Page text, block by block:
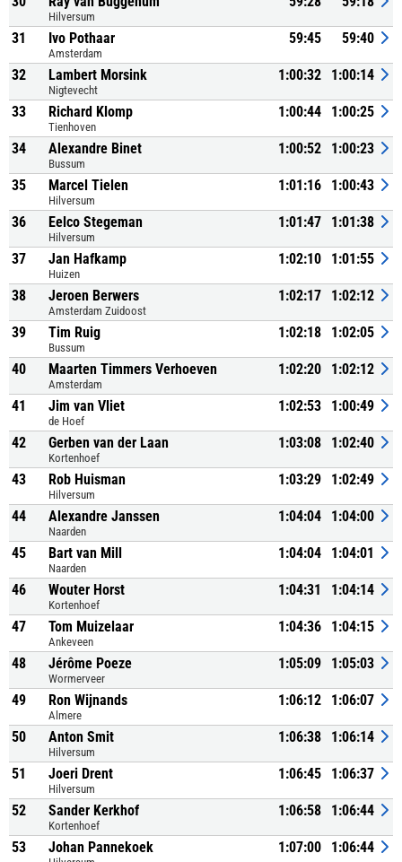
Hilversum
31 Ivo Pothaar
Amsterdam
59:45 59:40
32 Lambert Morsink
Nigtevecht
1:00:32 1:00:14
33 Richard Klomp
Tienhoven
1:00:44 1:00:25
34 Alexandre Binet
Bussum
1:00:52 1:00:23
35 Marcel Tielen
Hilversum
1:01:16 1:00:43
36 Eelco Stegeman
Hilversum
1:01:47 1:01:38
37 Jan Hafkamp
Huizen
1:02:10 1:01:55
38 Jeroen Berwers
Amsterdam Zuidoost
1:02:17 1:02:12
39 Tim Ruig
Bussum
1:02:18 1:02:05
40 Maarten Timmers Verhoeven
Amsterdam
1:02:20 1:02:12
41 Jim van Vliet
de Hoef
1:02:53 1:00:49
42 Gerben van der Laan
Kortenhoef
1:03:08 1:02:40
43 Rob Huisman
Hilversum
1:03:29 1:02:49
44 Alexandre Janssen
Naarden
1:04:04 1:04:00
45 Bart van Mill
Naarden
1:04:04 1:04:01
46 Wouter Horst
Kortenhoef
1:04:31 1:04:14
47 Tom Muizelaar
Ankeveen
1:04:36 1:04:15
48 Jérôme Poeze
Wormerveer
1:05:09 1:05:03
49 Ron Wijnands
Almere
1:06:12 1:06:07
50 Anton Smit
Hilversum
1:06:38 1:06:14
51 Joeri Drent
Hilversum
1:06:45 1:06:37
52 Sander Kerkhof
Kortenhoef
1:06:58 1:06:44
53 Johan Pannekoek 1:07:00 1:06:44